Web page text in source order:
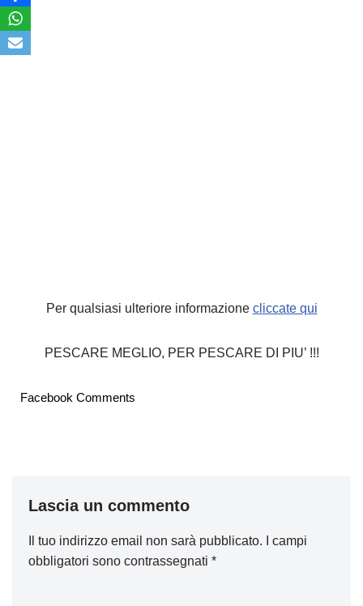
Per qualsiasi ulteriore informazione cliccate qui
PESCARE MEGLIO, PER PESCARE DI PIU’ !!!
Facebook Comments
Lascia un commento
Il tuo indirizzo email non sarà pubblicato.
I campi
obbligatori sono contrassegnati *